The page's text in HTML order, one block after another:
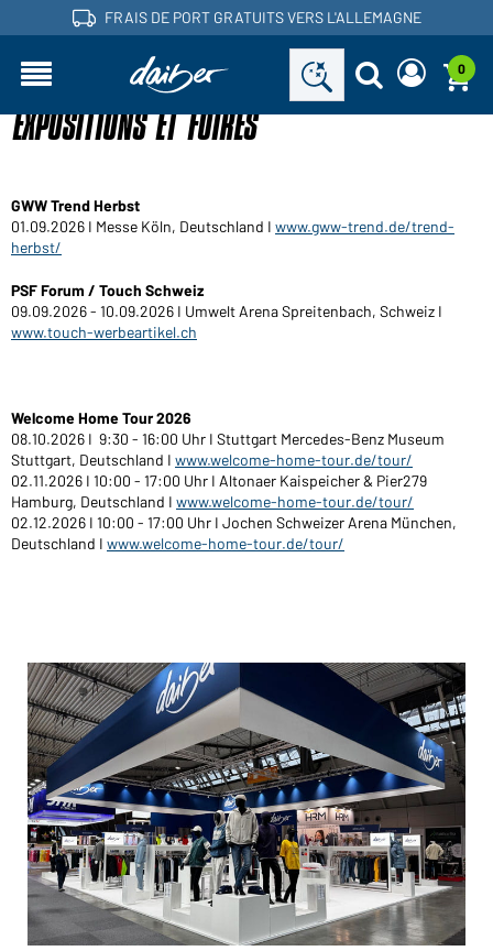
FRAIS DE PORT GRATUITS VERS L'ALLEMAGNE
Vous êtes commerçant et vous avez déjà un compte
client?
Mot de passe:
Mot de passe
oublié?
Devenez client maintenant!
Voudriez-vous acheter des produits pour votre besoin
privé?
Demander nouveau mot de passe
Adresse e-mail:
Demander maintenant
Retour à la
connexion
0
EXPOSITIONS ET FOIRES
GWW Trend Herbst
01.09.2026 I Messe Köln, Deutschland I www.gww-trend.de/trend-
herbst/
PSF Forum / Touch Schweiz
09.09.2026 - 10.09.2026 I Umwelt Arena Spreitenbach, Schweiz I
www.touch-werbeartikel.ch
Welcome Home Tour 2026
08.10.2026 I 9:30 - 16:00 Uhr I Stuttgart Mercedes-Benz Museum
Stuttgart, Deutschland I www.welcome-home-tour.de/tour/
02.11.2026 I 10:00 - 17:00 Uhr I Altonaer Kaispeicher & Pier279
Hamburg, Deutschland I www.welcome-home-tour.de/tour/
02.12.2026 I 10:00 - 17:00 Uhr I Jochen Schweizer Arena München,
Deutschland I www.welcome-home-tour.de/tour/